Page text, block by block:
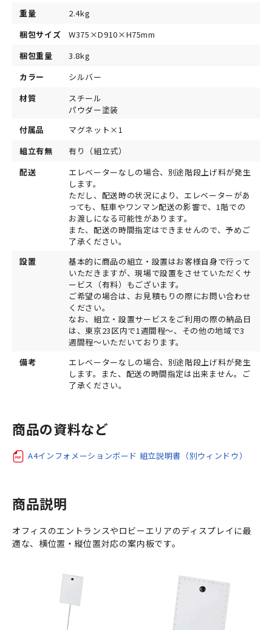
重量
2.4kg
梱包サイズ
W375×D910×H75mm
梱包重量
3.8kg
カラー
シルバー
材質
スチール
パウダー塗装
付属品
マグネット×1
組立有無
有り（組立式）
配送
エレベーターなしの場合、別途階段上げ料が発生
します。
ただし、配送時の状況により、エレベーターがあ
っても、駐車やワンマン配送の影響で、1階での
お渡しになる可能性があります。
また、配送の時間指定はできませんので、予めご
了承ください。
設置
基本的に商品の組立・設置はお客様自身で行って
いただきますが、現場で設置をさせていただくサ
ービス（有料）もございます。
ご希望の場合は、お見積もりの際にお問い合わせ
ください。
なお、組立・設置サービスをご利用の際の納品日
は、東京23区内で1週間程～、その他の地域で3
週間程～いただいております。
備考
エレベーターなしの場合、別途階段上げ料が発生
します。また、配送の時間指定は出来ません。ご
了承ください。
商品の資料など
A4インフォメーションボード 組立説明書（別ウィンドウ）
商品説明
オフィスのエントランスやロビーエリアのディスプレイに最
適な、横位置・縦位置対応の案内板です。